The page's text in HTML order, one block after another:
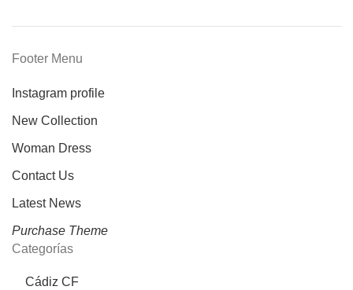
Footer Menu
Instagram profile
New Collection
Woman Dress
Contact Us
Latest News
Purchase Theme
Categorías
Cádiz CF